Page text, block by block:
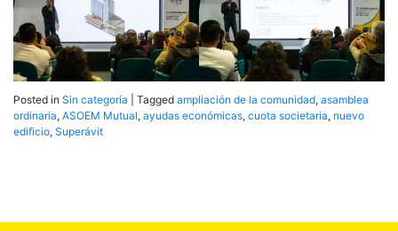
Posted in Sin categoría Tagged ampliación de la comunidad, asamblea
ordinaria, ASOEM Mutual, ayudas económicas, cuota societaria, nuevo
edificio, Superávit